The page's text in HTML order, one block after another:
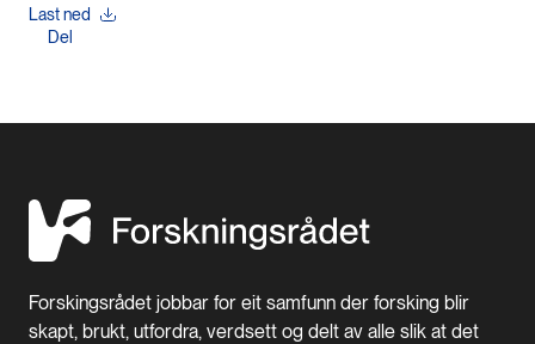
Last ned
Del
Forskingsrådet jobbar for eit samfunn der forsking blir
skapt, brukt, utfordra, verdsett og delt av alle slik at det